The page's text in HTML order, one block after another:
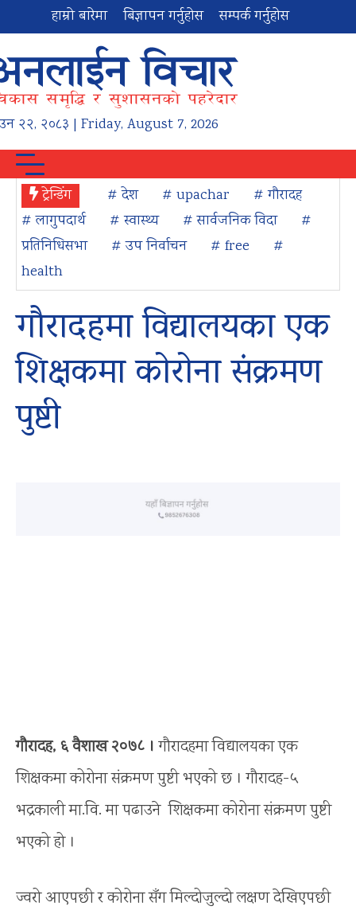
हाम्रो बारेमा बिज्ञापन गर्नुहोस सम्पर्क गर्नुहोस
२२, २०८३ | Friday, August 7, 2026
ट्रेन्डिंग # देश # upachar
# गौरादह
# लागुपदार्थ
# स्वास्थ्य # सार्वजनिक विदा
#
प्रतिनिधिसभा
# उप निर्वाचन # free
#
health
गौरादहमा विद्यालयका एक
शिक्षकमा कोरोना संक्रमण
पुष्टी
गौरादह, ६ वैशाख २०७८ । गौरादहमा विद्यालयका एक
शिक्षकमा कोरोना संक्रमण पुष्टी भएको छ । गौरादह-५
भद्रकाली मा.वि. मा पढाउने शिक्षकमा कोरोना संक्रमण पुष्टी
भएको हो ।
ज्वरो आएपछी र कोरोना सँग मिल्दोजुल्दो लक्षण देखिएपछी